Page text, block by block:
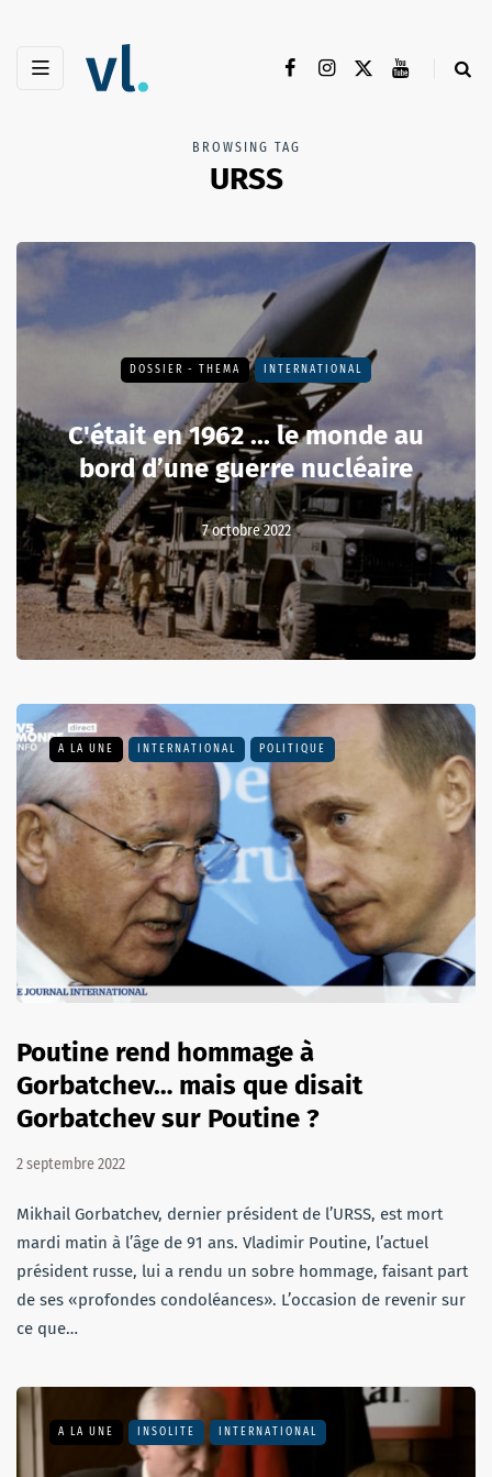
BROWSING TAG
URSS
DOSSIER - THEMA INTERNATIONAL
C'était en 1962 ... le monde au
bord d’une guerre nucléaire
7 octobre 2022
A LA UNE INTERNATIONAL POLITIQUE
Poutine rend hommage à
Gorbatchev… mais que disait
Gorbatchev sur Poutine ?
2 septembre 2022
Mikhail Gorbatchev, dernier président de l’URSS, est mort
mardi matin à l’âge de 91 ans. Vladimir Poutine, l’actuel
président russe, lui a rendu un sobre hommage, faisant part
de ses «profondes condoléances». L’occasion de revenir sur
ce que…
A LA UNE INSOLITE INTERNATIONAL